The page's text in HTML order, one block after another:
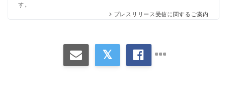
す。
プレスリリース受信に関するご案内